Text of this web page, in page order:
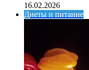
16.02.2026
Диеты и питание